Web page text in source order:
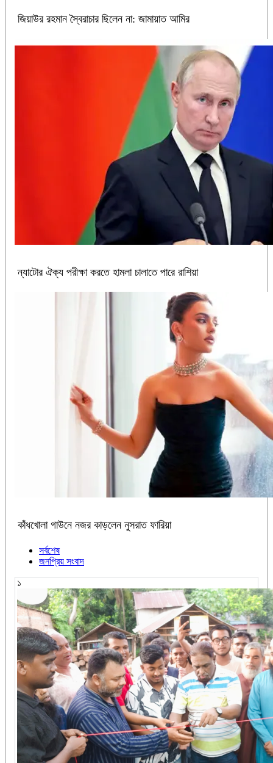
জিয়াউর রহমান স্বৈরাচার ছিলেন না: জামায়াত আমির
ন্যাটোর ঐক্য পরীক্ষা করতে হামলা চালাতে পারে রাশিয়া
কাঁধখোলা গাউনে নজর কাড়লেন নুসরাত ফারিয়া
সর্বশেষ
জনপ্রিয় সংবাদ
১